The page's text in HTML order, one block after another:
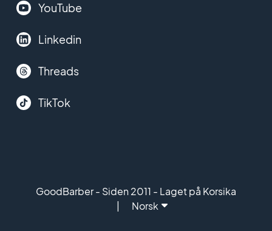
YouTube
Linkedin
Threads
TikTok
GoodBarber - Siden 2011 - Laget på Korsika
Norsk